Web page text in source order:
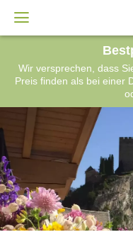
Wir versprechen, dass
Preis finden als bei einer